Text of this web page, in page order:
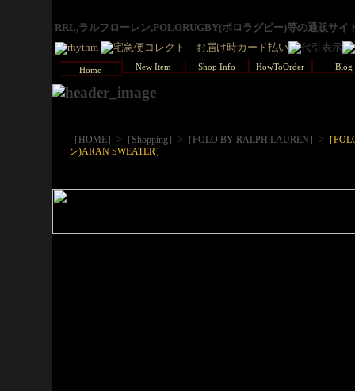
RRL,ラルフローレン,POLORUGBY(ポロラグビー)等の通販サ
Home New Item Shop Info HowToOrder Blog
［HOME］ > ［Shopping］ > ［POLO BY RALPH LAUREN］ > ［
ン)ARAN SWEATER］